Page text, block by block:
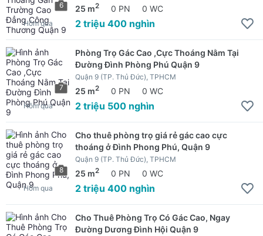
6 25 m2 0 PN 0 WC
2 triệu 400 nghìn
Hôm qua
7
Phòng Trọ Gác Cao ,Cực Thoáng Nằm Tại
Đường Đình Phòng Phú Quận 9
Quận 9 (TP. Thủ Đức), TPHCM
25 m2 0 PN 0 WC
2 triệu 500 nghìn
Hôm qua
8
Cho thuê phòng trọ giá rẻ gác cao cực
thoáng ở Đình Phong Phú, Quận 9
Quận 9 (TP. Thủ Đức), TPHCM
25 m2 0 PN 0 WC
2 triệu 400 nghìn
Hôm qua
Cho Thuê Phòng Trọ Có Gác Cao, Ngay
Đường Dương Đình Hội Quận 9